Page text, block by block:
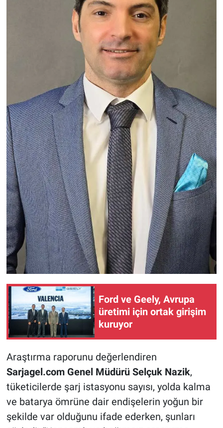
Ford ve Geely, Avrupa
üretimi için ortak girişim
kuruyor
Araştırma raporunu değerlendiren
Sarjagel.com Genel Müdürü Selçuk Nazik,
tüketicilerde şarj istasyonu sayısı, yolda kalma
ve batarya ömrüne dair endişelerin yoğun bir
şekilde var olduğunu ifade ederken, şunları